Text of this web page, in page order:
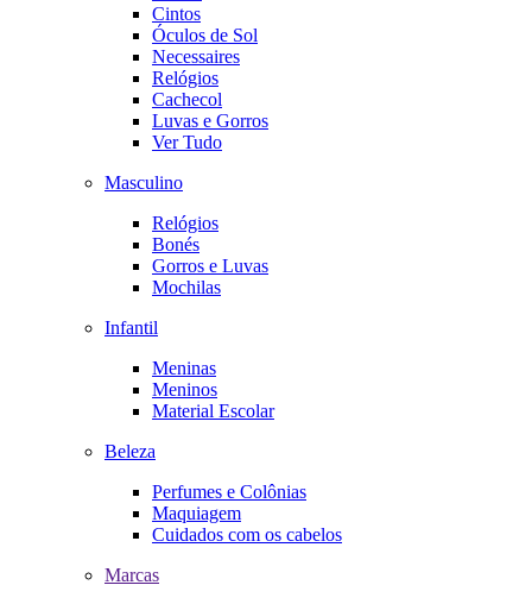
Cintos
Óculos de Sol
Necessaires
Relógios
Cachecol
Luvas e Gorros
Ver Tudo
Masculino
Relógios
Bonés
Gorros e Luvas
Mochilas
Infantil
Meninas
Meninos
Material Escolar
Beleza
Perfumes e Colônias
Maquiagem
Cuidados com os cabelos
Marcas